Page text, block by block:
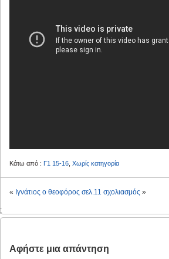
Κάτω από : Γ1 15-16 Χωρίς κατηγορία
« Ιγνάτιος ο θεοφόρος σελ.11 σχολιασμός »
;
Αφήστε μια απάντηση